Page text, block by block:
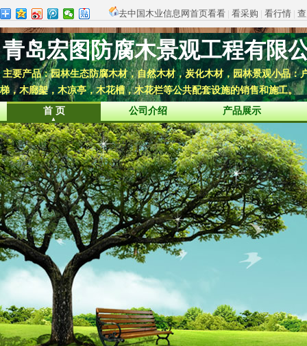
去中国木业信息网首页看看 | 看采购 | 看行情 |
青岛宏图防腐木景观工程有限
主要产品：园林生态防腐木材，自然木材，炭化木材，园林景观小品
梯，木廊架，木凉亭，木花槽，木花栏等公共配套设施的销售和施工。
首 页
公司介绍 产品展示